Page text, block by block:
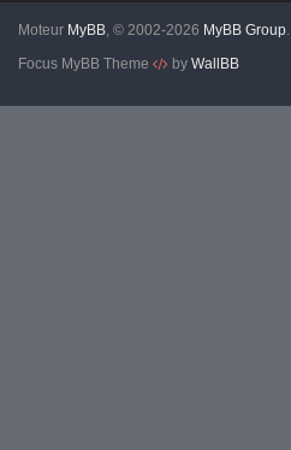
Moteur MyBB, © 2002-2026 MyBB Group.
Focus MyBB Theme
by WallBB